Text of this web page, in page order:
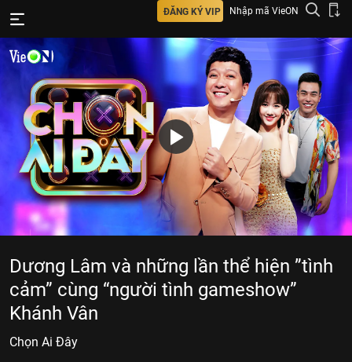
ĐĂNG KÝ VIP Nhập mã VieON
Dương Lâm và những lần thể hiện ”tình
cảm” cùng “người tình gameshow”
Khánh Vân
Chọn Ai Đây